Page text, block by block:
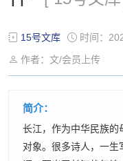
15号文库 时间：
作者：文/会员上传
简介：
长江，作为中华民族的
对象。很多诗人，一